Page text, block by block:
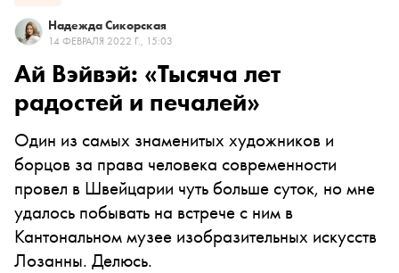
Надежда Сикорская
14 ФЕВРАЛЯ 2022 Г., 15:03
Ай Вэйвэй: «Тысяча лет
радостей и печалей»
Один из самых знаменитых художников и
борцов за права человека современности
провел в Швейцарии чуть больше суток, но мне
удалось побывать на встрече с ним в
Кантональном музее изобразительных искусств
Лозанны. Делюсь.